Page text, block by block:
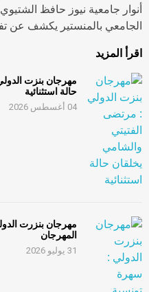
أنوار جامعية نيوز حافظ
الجامعي بالمنستير يكشف عن
اقرأ المزيد
مهرجان بنزت
حالة استثنائية
04 أغسطس 2026
مهرجان بنزرت
المهرجان
31 يوليو 2026